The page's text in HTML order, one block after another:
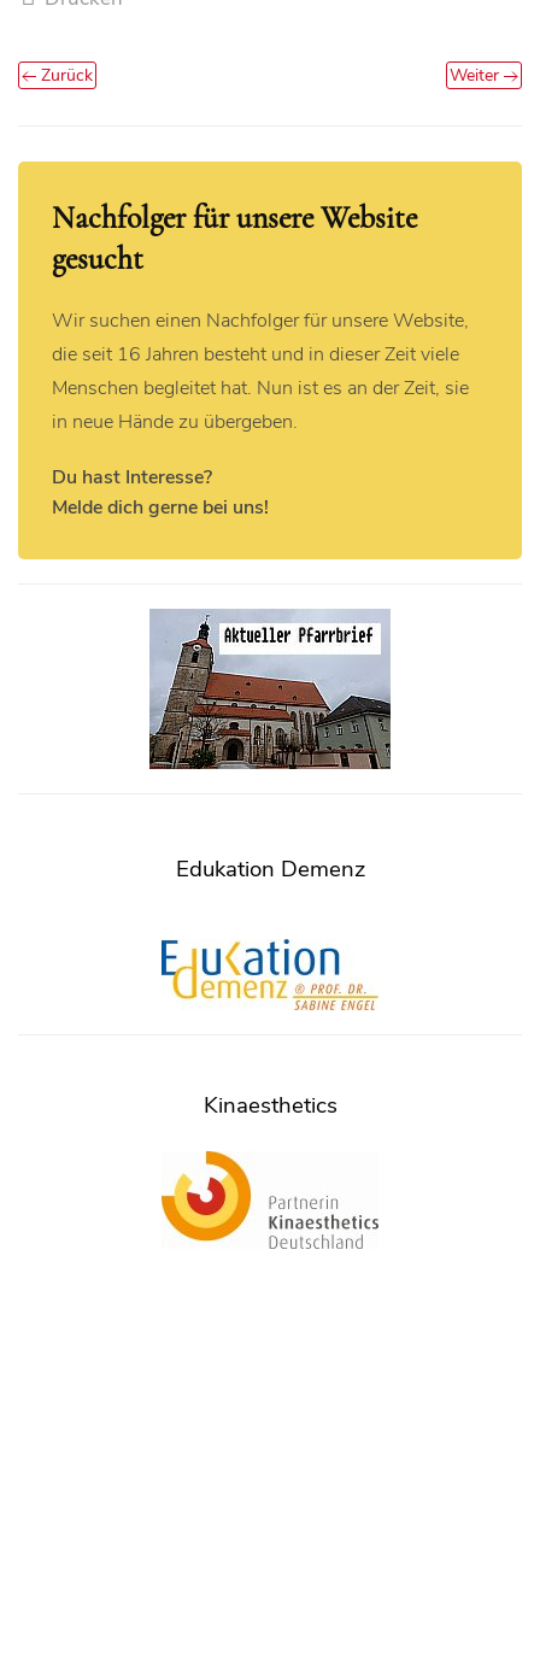
Zurück Weiter
Nachfolger für unsere Website
gesucht
Wir suchen einen Nachfolger für unsere Website,
die seit 16 Jahren besteht und in dieser Zeit viele
Menschen begleitet hat. Nun ist es an der Zeit, sie
in neue Hände zu übergeben.
Du hast Interesse?
Melde dich gerne bei uns!
Edukation Demenz
Kinaesthetics